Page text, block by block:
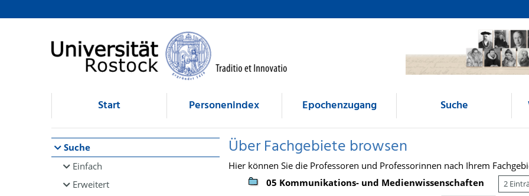
Browsen
direkt zum Inhalt
Start Personenindex Epochenzugang Suche
Suche
Einfach
Erweitert
Über Fachgebiete browsen
Hier können Sie die Professoren und Professorinnen nach Ihrem
05 Kommunikations- und Medienwissenschaften
2